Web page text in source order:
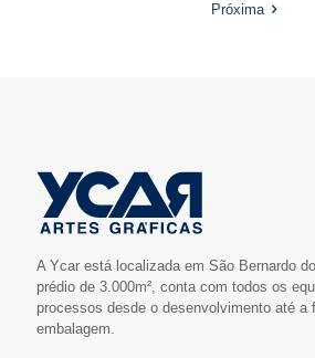
Próxima
A Ycar está localizada em São Bernardo
prédio de 3.000m², conta com todos os
processos desde o desenvolvimento até a
embalagem.